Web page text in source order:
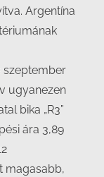
Argentína
szeptember
ugyanezen
bika „R3”
ára 3,89
magasabb,